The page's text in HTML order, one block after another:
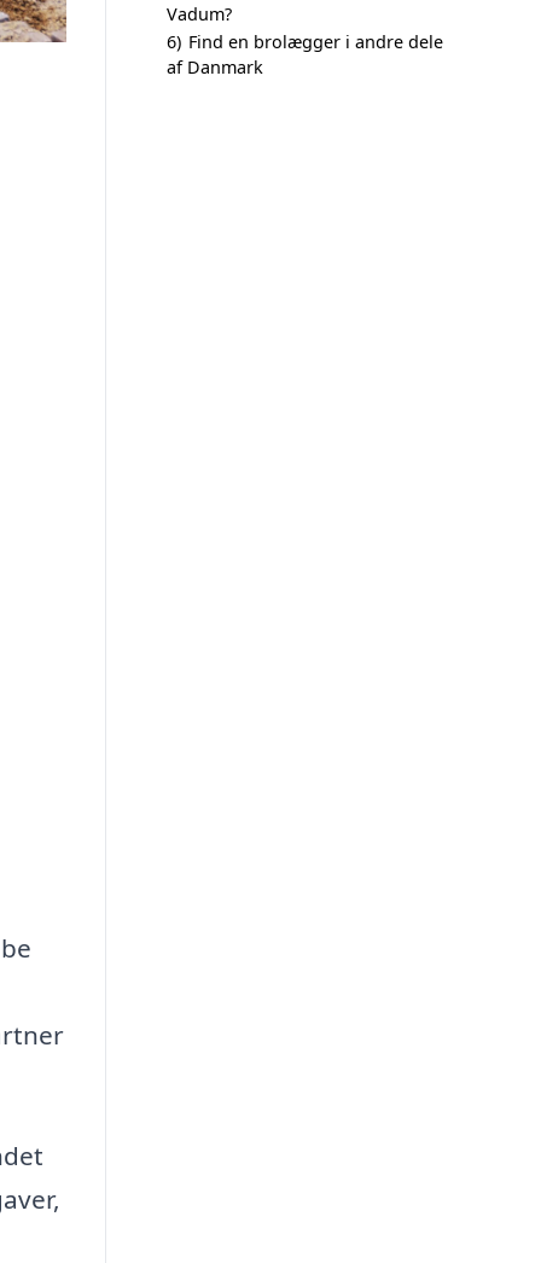
Vadum?
6) Find en brolægger i andre dele
af Danmark